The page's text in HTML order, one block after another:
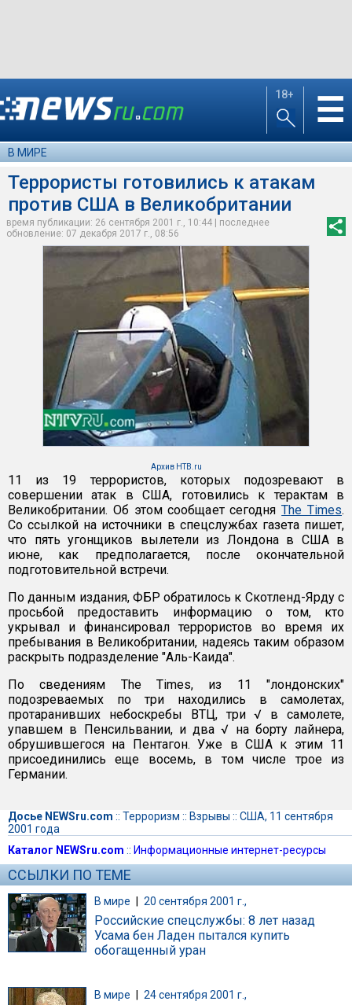
18+ ☰
В МИРЕ
Террористы готовились к атакам
против США в Великобритании
время публикации: 26 сентября 2001 г., 10:44 | последнее
обновление: 07 декабря 2017 г., 08:56
Архив НТВ.ru
11 из 19 террористов, которых подозревают в
совершении атак в США, готовились к терактам в
Великобритании. Об этом сообщает сегодняThe Times.
Со ссылкой на источники в спецслужбах газета пишет,
что пять угонщиков вылетели из Лондона в США в
июне, как предполагается, после окончательной
подготовительной встречи.
По данным издания, ФБР обратилось к Скотленд-Ярду с
просьбой предоставить информацию о том, кто
укрывал и финансировал террористов во время их
пребывания в Великобритании, надеясь таким образом
раскрыть подразделение "Аль-Каида".
По сведениям The Times, из 11 "лондонских"
подозреваемых по три находились в самолетах,
протаранивших небоскребы ВТЦ, три √ в самолете,
упавшем в Пенсильвании, и два √ на борту лайнера,
обрушившегося на Пентагон. Уже в США к этим 11
присоединились еще восемь, в том числе трое из
Германии.
Досье NEWSru.com :: Терроризм :: Взрывы :: США, 11 сентября
2001 года
Каталог NEWSru.com :: Информационные интернет-ресурсы
ССЫЛКИ ПО ТЕМЕ
В мире | 20 сентября 2001 г.,
Российские спецслужбы: 8 лет назад
Усама бен Ладен пытался купить
обогащенный уран
В мире 24 сентября 2001 г.,